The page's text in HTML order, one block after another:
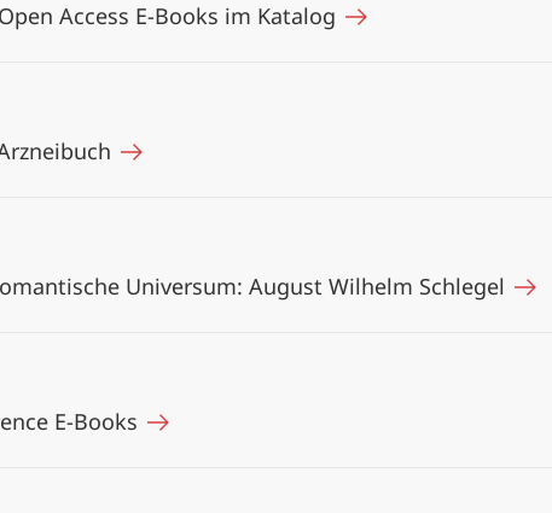
Access E-Books im Katalog
Universum: August Wilhelm Schlegel
E-Books